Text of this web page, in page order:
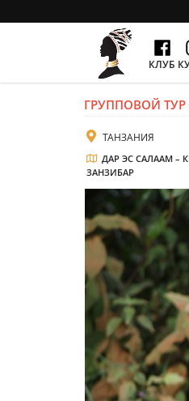
КЛУБ
ГРУППОВОЙ
ТАНЗАНИЯ
ДАР ЭС САЛААМ –
ЗАНЗИБАР